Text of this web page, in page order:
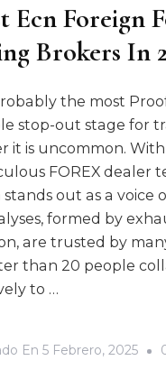
Ecn Foreign
Brokers In
the most
stop-out stage for
it is uncommon.
FOREX dealer
stands out as a voice
formed by
are trusted by
than 20 people
to …
En 5 Febrero, 2025